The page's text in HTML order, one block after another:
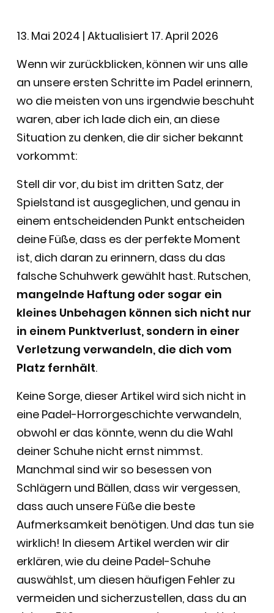
13. Mai 2024 | Aktualisiert 17. April 2026
Wenn wir zurückblicken, können wir uns alle
an unsere ersten Schritte im Padel erinnern,
wo die meisten von uns irgendwie beschuht
waren, aber ich lade dich ein, an diese
Situation zu denken, die dir sicher bekannt
vorkommt:
Stell dir vor, du bist im dritten Satz, der
Spielstand ist ausgeglichen, und genau in
einem entscheidenden Punkt entscheiden
deine Füße, dass es der perfekte Moment
ist, dich daran zu erinnern, dass du das
falsche Schuhwerk gewählt hast. Rutschen,
mangelnde Haftung oder sogar ein
kleines Unbehagen können sich nicht nur
in einem Punktverlust, sondern in einer
Verletzung verwandeln, die dich vom
Platz fernhält.
Keine Sorge, dieser Artikel wird sich nicht in
eine Padel-Horrorgeschichte verwandeln,
obwohl er das könnte, wenn du die Wahl
deiner Schuhe nicht ernst nimmst.
Manchmal sind wir so besessen von
Schlägern und Bällen, dass wir vergessen,
dass auch unsere Füße die beste
Aufmerksamkeit benötigen. Und das tun sie
wirklich! In diesem Artikel werden wir dir
erklären, wie du deine Padel-Schuhe
auswählst, um diesen häufigen Fehler zu
vermeiden und sicherzustellen, dass du an